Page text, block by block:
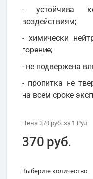
- устойчива
воздействиям;
- химически
горение;
- не подвержена
- пропитка не
на всем сроке
Цена 370 руб. за 1 Рул
370 руб.
Выберите количество